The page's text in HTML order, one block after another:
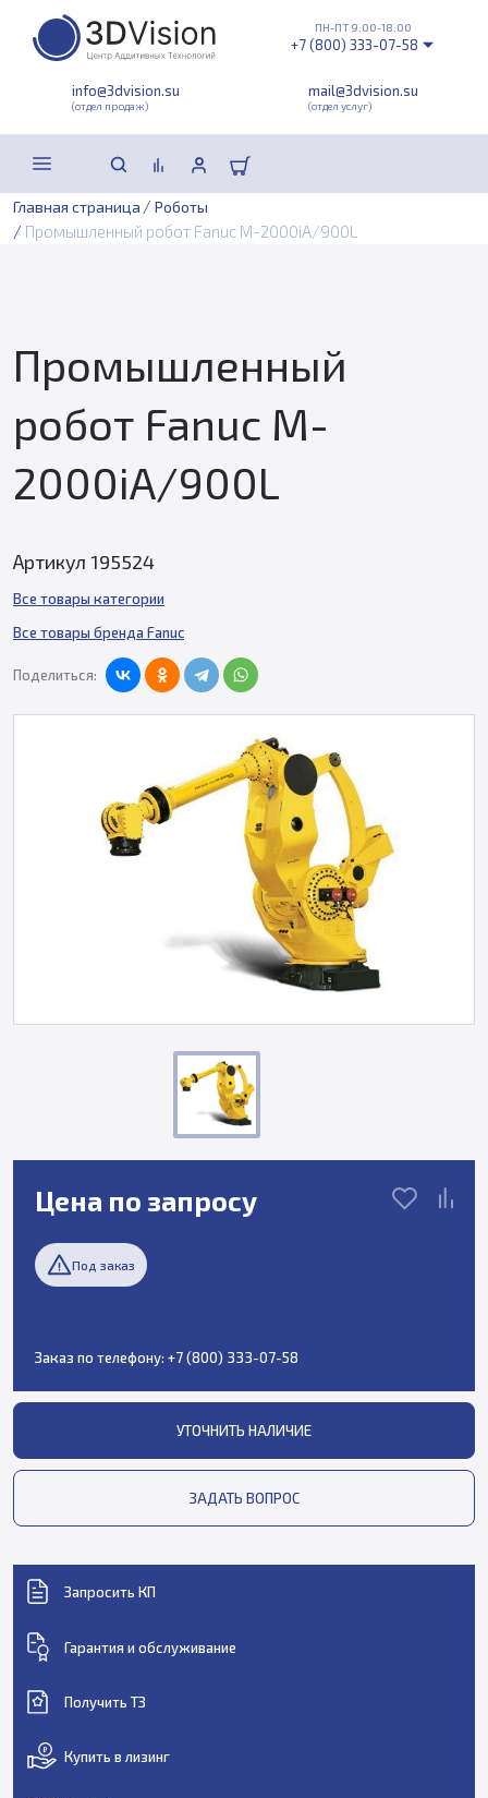
info@3dvision.su
(отдел продаж)
mail@3dvision.su
(отдел услуг)
ПН-ПТ 9:00-18:00
+7 (800) 333-07-58
Главная страница / Роботы
/ Промышленный робот Fanuc M-2000iA/900L
Промышленный
робот Fanuc M-
2000iA/900L
Артикул 195524
Все товары категории
Все товары бренда Fanuc
Поделиться:
Цена по запросу
Под заказ
Заказ по телефону: +7 (800) 333-07-58
УТОЧНИТЬ НАЛИЧИЕ
ЗАДАТЬ ВОПРОС
Запросить КП
Гарантия и обслуживание
Получить ТЗ
Купить в лизинг